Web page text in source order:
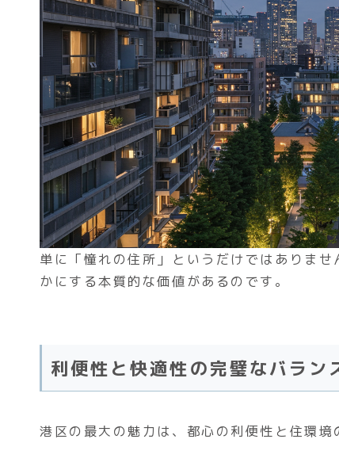
単に「憧れの住所」というだけではありま
かにする本質的な価値があるのです。
利便性と快適性の完璧なバラン
港区の最大の魅力は、都心の利便性と住環